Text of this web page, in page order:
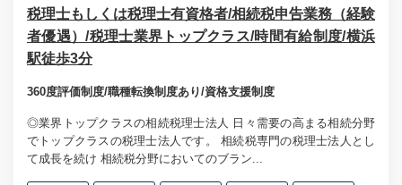
税理士もしくは税理士有資格者/相続税申告業務（経験
者優遇）/税理士業界トップクラス/時間有給制度/横浜
駅徒歩3分
360度評価制度/職種転換制度あり/資格支援制度
◎業界トップクラスの相続税理士法人 日々需要の高まる相続分野
でトップクラスの税理士法人です。 相続税専門の税理士法人とし
て成長を続け 相続税分野においてのブラン...